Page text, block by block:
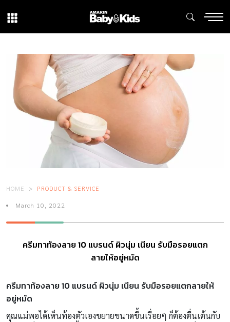
HOME PRODUCT & SERVICE
March 10, 2022
ครีมทาท้องลาย 10 แบรนด์ ผิวนุ่ม เนียน รับมือรอยแตก
ลายให้อยู่หมัด
ครีมทาท้องลาย 10 แบรนด์ ผิวนุ่ม เนียน รับมือรอยแตกลายให้
อยู่หมัด
คุณแม่พอได้เห็นท้องตัวเองขยายขนาดขึ้นเรื่อยๆ ก็ต้องตื่นเต้นกับ